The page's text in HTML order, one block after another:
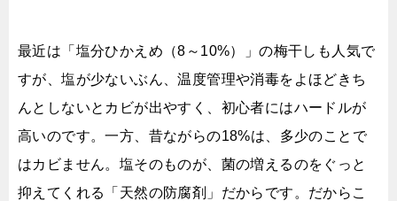
最近は「塩分ひかえめ（8～10%）」の梅干しも人気で
すが、塩が少ないぶん、温度管理や消毒をよほどきち
んとしないとカビが出やすく、初心者にはハードルが
高いのです。一方、昔ながらの18%は、多少のことで
はカビません。塩そのものが、菌の増えるのをぐっと
抑えてくれる「天然の防腐剤」だからです。だからこ